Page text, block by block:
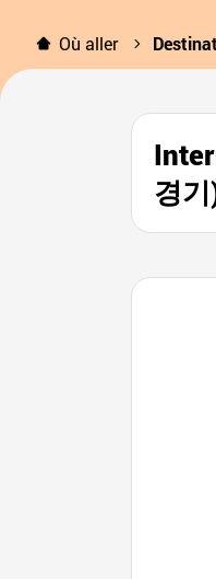
Où aller
경